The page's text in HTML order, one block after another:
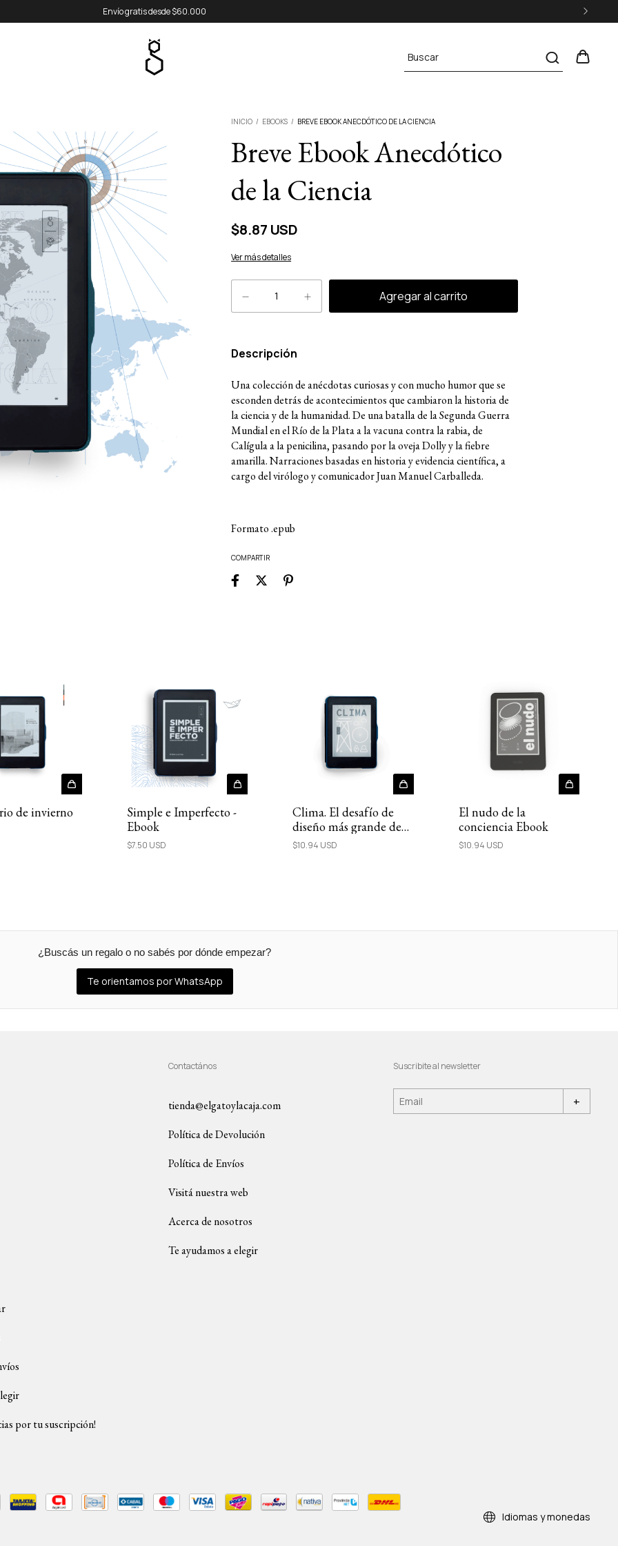
Envío gratis desde $60.000
INICIO / EBOOKS / BREVE EBOOK ANECDÓTICO DE LA CIENCIA
Breve Ebook Anecdótico
de la Ciencia
$8.87 USD
Ver más detalles
Descripción
Una colección de anécdotas curiosas y con mucho humor que se
esconden detrás de acontecimientos que cambiaron la historia de
la ciencia y de la humanidad. De una batalla de la Segunda Guerra
Mundial en el Río de la Plata a la vacuna contra la rabia, de
Calígula a la penicilina, pasando por la oveja Dolly y la fiebre
amarilla. Narraciones basadas en historia y evidencia científica, a
cargo del virólogo y comunicador Juan Manuel Carballeda.
Formato .epub
COMPARTIR
de invierno
Simple e Imperfecto -
Ebook
$7.50 USD
Clima. El desafío de
diseño más grande de
todos los tiempos |
$10.94 USD
El nudo de la
conciencia Ebook
$10.94 USD
¿Buscás un regalo o no sabés por dónde empezar?
Te orientamos por WhatsApp
por tu suscripción!
Contactános
tienda@elgatoylacaja.com
Política de Devolución
Política de Envíos
Visitá nuestra web
Acerca de nosotros
Te ayudamos a elegir
Suscribite al newsletter
+
Idiomas y monedas